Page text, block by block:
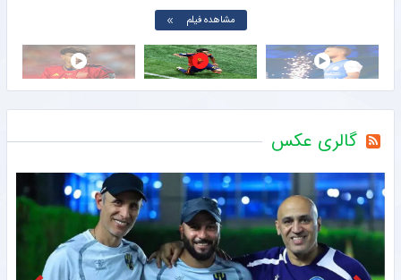
مشاهده فیلم
گالری عکس